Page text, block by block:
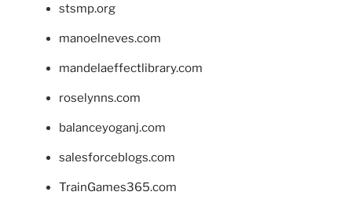
stsmp.org
manoelneves.com
mandelaeffectlibrary.com
roselynns.com
balanceyoganj.com
salesforceblogs.com
TrainGames365.com